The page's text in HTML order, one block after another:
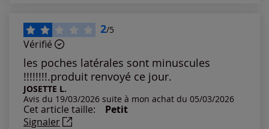
2/5
Vérifié
les poches latérales sont minuscules
!!!!!!!!.produit renvoyé ce jour.
JOSETTE L.
Avis du 19/03/2026 suite à mon achat du 05/03/2026
Cet article taille:
Petit
Signaler